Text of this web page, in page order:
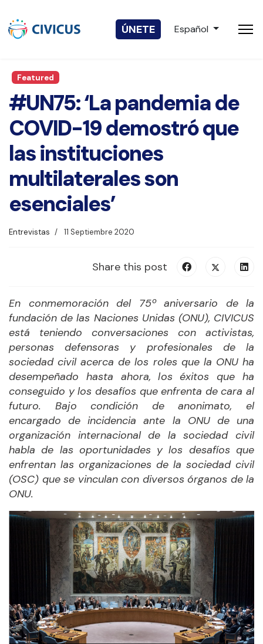
ÚNETE Seleccione su
Español
Featured
#UN75: ‘La pandemia de
COVID-19 demostró que
las instituciones
multilaterales son
esenciales’
Entrevistas 11 Septiembre 2020
Share this post
En conmemoración del 75º aniversario de la
fundación de las Naciones Unidas (ONU), CIVICUS
está teniendo conversaciones con activistas,
personas defensoras y profesionales de la
sociedad civil acerca de los roles que la ONU ha
desempeñado hasta ahora, los éxitos que ha
conseguido y los desafíos que enfrenta de cara al
futuro. Bajo condición de anonimato, el
encargado de incidencia ante la ONU de una
organización internacional de la sociedad civil
habla de las oportunidades y los desafíos que
enfrentan las organizaciones de la sociedad civil
(OSC) que se vinculan con diversos órganos de la
ONU.